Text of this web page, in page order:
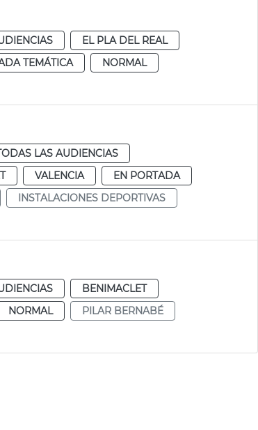
EL PLA DEL REAL
TEMÁTICA
NORMAL
LAS AUDIENCIAS
VALENCIA
EN PORTADA
INSTALACIONES DEPORTIVAS
BENIMACLET
NORMAL
PILAR BERNABÉ